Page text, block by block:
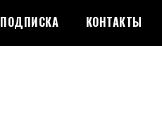
ПОДПИСКА КОНТАКТЫ